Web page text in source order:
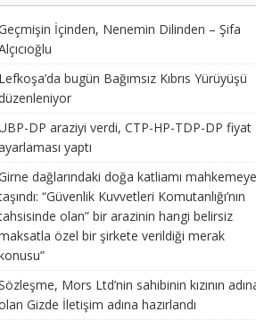
İçinden, Nenemin Dilinden – Şifa
Lefkoşa’da bugün Bağımsız Kıbrıs Yürüyüşü
DP araziyi verdi, CTP-HP-TDP-DP fiyat
yaptı
dağlarındaki doğa katliamı mahkemeye
“Güvenlik Kuvvetleri Komutanlığı’nın
olan” bir arazinin hangi belirsiz
özel bir şirkete verildiği merak
Mors Ltd’nin sahibinin kızının
Gizde İletişim adına hazırlandı